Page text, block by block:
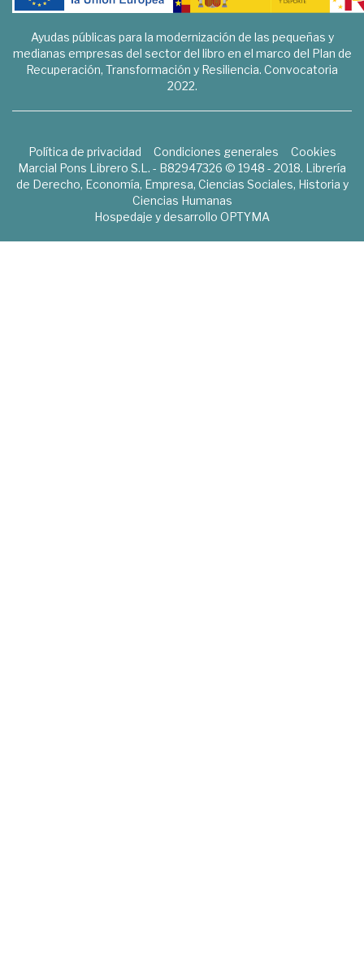
Ayudas públicas para la modernización de las pequeñas y
medianas empresas del sector del libro en el marco del Plan de
Recuperación, Transformación y Resiliencia. Convocatoria
2022.
Política de privacidad Condiciones generales
Cookies
Marcial Pons Librero S.L. - B82947326 © 1948 - 2018. Librería
de Derecho, Economía, Empresa, Ciencias Sociales, Historia y
Ciencias Humanas
Hospedaje y desarrollo OPTYMA